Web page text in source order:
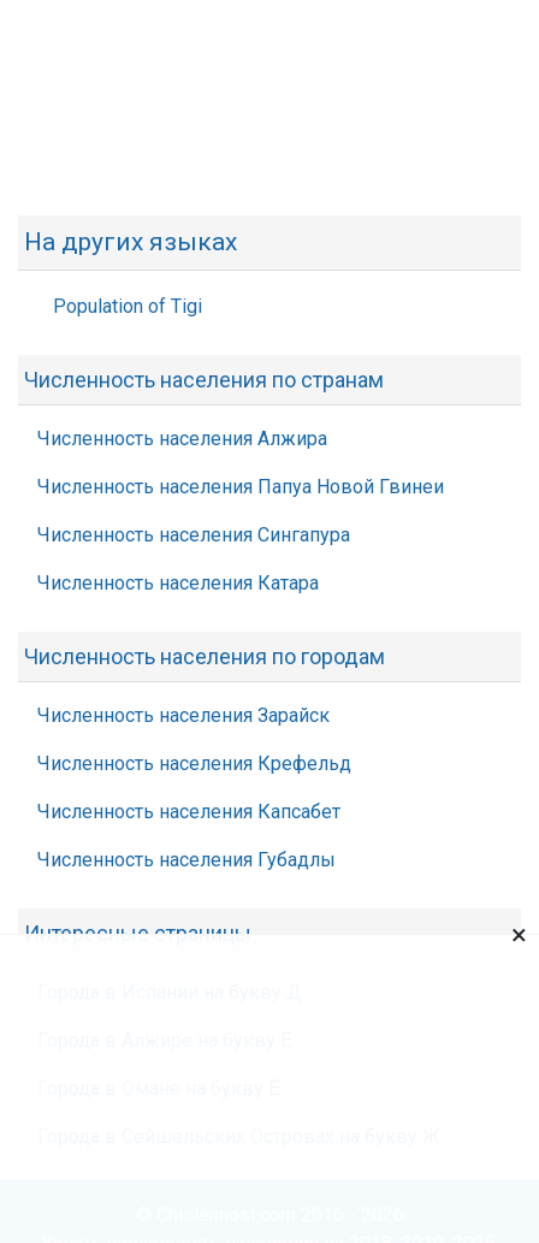
На других языках
Population of Tigi
Численность населения по странам
Численность населения Алжира
Численность населения Папуа Новой Гвинеи
Численность населения Сингапура
Численность населения Катара
Численность населения по городам
Численность населения Зарайск
Численность населения Крефельд
Численность населения Капсабет
Численность населения Губадлы
Интересные страницы ×